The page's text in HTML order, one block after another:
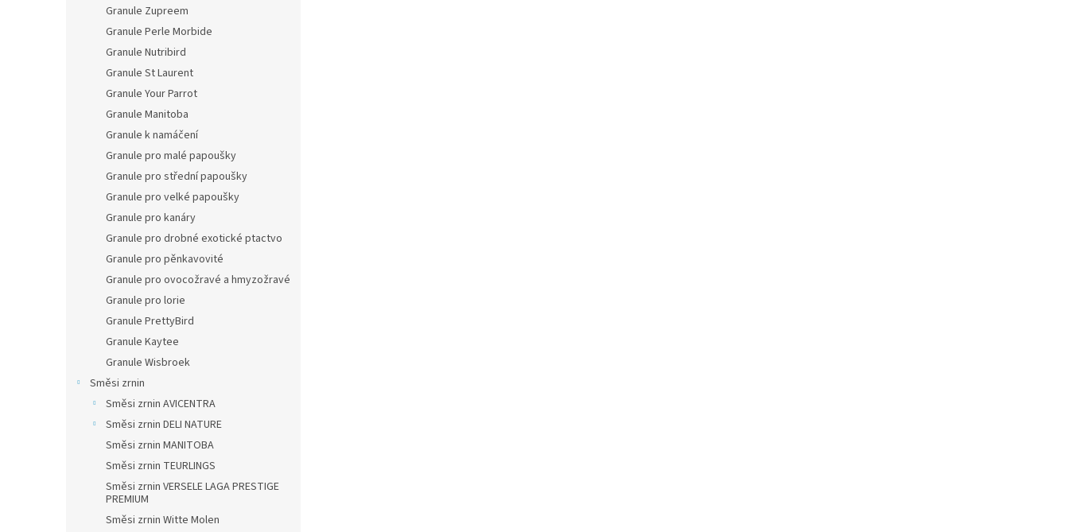
Granule Zupreem
Granule Perle Morbide
Granule Nutribird
Granule St Laurent
Granule Your Parrot
Granule Manitoba
Granule k namáčení
Granule pro malé papoušky
Granule pro střední papoušky
Granule pro velké papoušky
Granule pro kanáry
Granule pro drobné exotické ptactvo
Granule pro pěnkavovité
Granule pro ovocožravé a hmyzožravé
Granule pro lorie
Granule PrettyBird
Granule Kaytee
Granule Wisbroek
Směsi zrnin
Směsi zrnin AVICENTRA
Směsi zrnin DELI NATURE
Směsi zrnin MANITOBA
Směsi zrnin TEURLINGS
Směsi zrnin VERSELE LAGA PRESTIGE
PREMIUM
Směsi zrnin Witte Molen